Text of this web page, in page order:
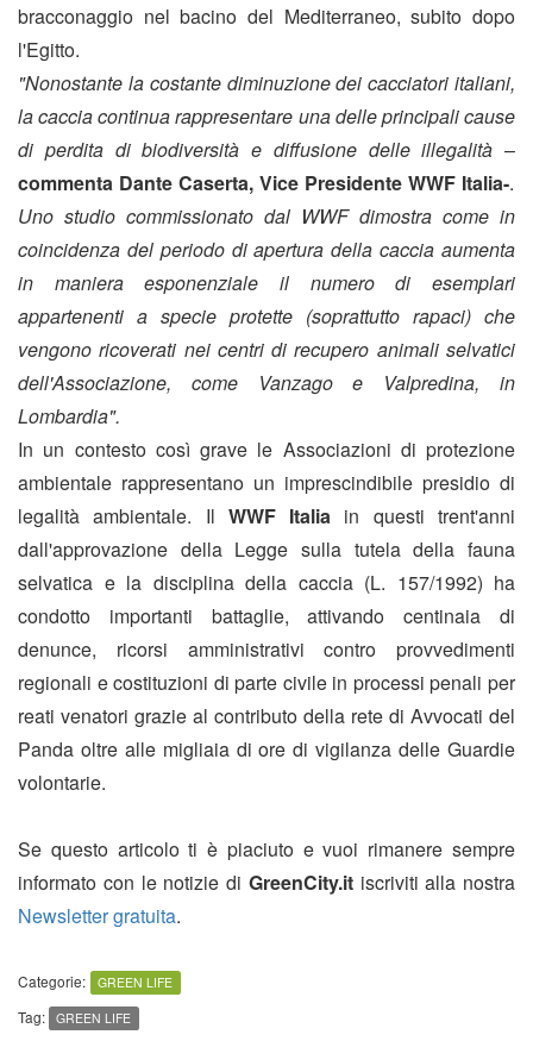
bracconaggio nel bacino del Mediterraneo, subito dopo
l'Egitto.
"Nonostante la costante diminuzione dei cacciatori italiani,
la caccia continua rappresentare una delle principali cause
di perdita di biodiversità e diffusione delle illegalità –
commenta Dante Caserta, Vice Presidente WWF Italia-.
Uno studio commissionato dal WWF dimostra come in
coincidenza del periodo di apertura della caccia aumenta
in maniera esponenziale il numero di esemplari
appartenenti a specie protette (soprattutto rapaci) che
vengono ricoverati nei centri di recupero animali selvatici
dell'Associazione, come Vanzago e Valpredina, in
Lombardia".
In un contesto così grave le Associazioni di protezione
ambientale rappresentano un imprescindibile presidio di
legalità ambientale. Il WWF Italia in questi trent'anni
dall'approvazione della Legge sulla tutela della fauna
selvatica e la disciplina della caccia (L. 157/1992) ha
condotto importanti battaglie, attivando centinaia di
denunce, ricorsi amministrativi contro provvedimenti
regionali e costituzioni di parte civile in processi penali per
reati venatori grazie al contributo della rete di Avvocati del
Panda oltre alle migliaia di ore di vigilanza delle Guardie
volontarie.
Se questo articolo ti è piaciuto e vuoi rimanere sempre
informato con le notizie di GreenCity.itiscriviti alla nostra
Newsletter gratuita.
Categorie: GREEN LIFE
Tag: GREEN LIFE